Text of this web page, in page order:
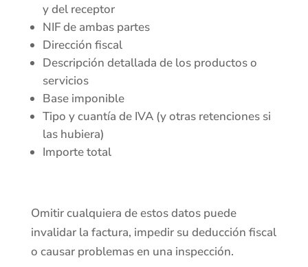
y del receptor
NIF de ambas partes
Dirección fiscal
Descripción detallada de los productos o
servicios
Base imponible
Tipo y cuantía de IVA (y otras retenciones si
las hubiera)
Importe total
Omitir cualquiera de estos datos puede
invalidar la factura, impedir su deducción fiscal
o causar problemas en una inspección.